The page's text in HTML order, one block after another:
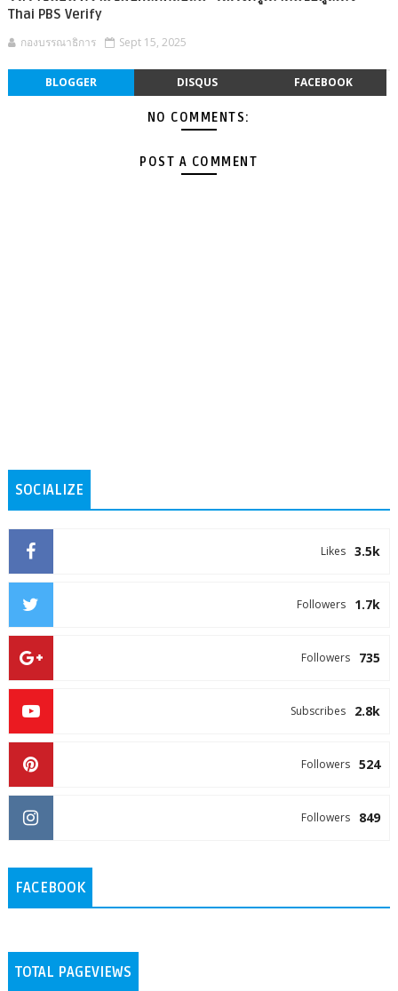
Thai PBS Verify
กองบรรณาธิการ Sept 15, 2025
BLOGGER DISQUS FACEBOOK
NO COMMENTS:
POST A COMMENT
SOCIALIZE
3.5k
Likes
1.7k
Followers
735
Followers
2.8k
Subscribes
524
Followers
849
Followers
FACEBOOK
TOTAL PAGEVIEWS